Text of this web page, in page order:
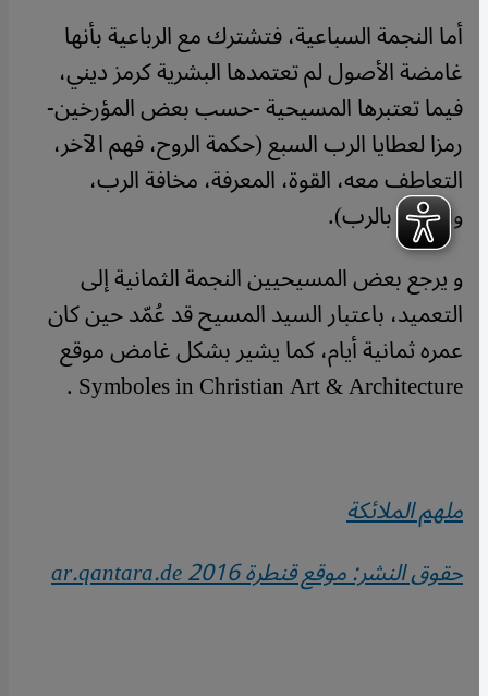
أما النجمة السباعية، فتشترك مع الرباعية بأنها
غامضة الأصول لم تعتمدها البشرية كرمز ديني،
فيما تعتبرها المسيحية -حسب بعض المؤرخين-
رمزا لعطايا الرب السبع (حكمة الروح، فهم الآخر،
التعاطف معه، القوة، المعرفة، مخافة الرب،
والبهجة بالرب).
و يرجع بعض المسيحيين النجمة الثمانية إلى
التعميد، باعتبار السيد المسيح قد عُمّد حين كان
عمره ثمانية أيام، كما يشير بشكل غامض موقع
Symboles in Christian Art & Architecture
.
ملهم الملائكة
حقوق النشر: موقع قنطرةar.qantara.de 2016